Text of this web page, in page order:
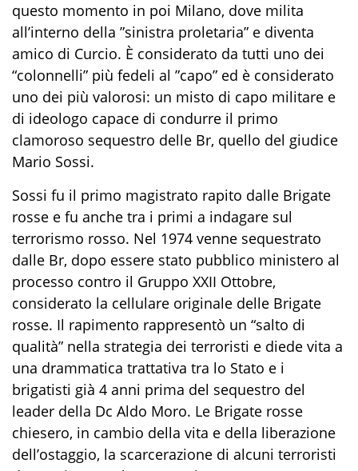
questo momento in poi Milano, dove milita
all’interno della ”sinistra proletaria” e diventa
amico di Curcio. È considerato da tutti uno dei
“colonnelli” più fedeli al ”capo” ed è considerato
uno dei più valorosi: un misto di capo militare e
di ideologo capace di condurre il primo
clamoroso sequestro delle Br, quello del giudice
Mario Sossi.
Sossi fu il primo magistrato rapito dalle Brigate
rosse e fu anche tra i primi a indagare sul
terrorismo rosso. Nel 1974 venne sequestrato
dalle Br, dopo essere stato pubblico ministero al
processo contro il Gruppo XXII Ottobre,
considerato la cellulare originale delle Brigate
rosse. Il rapimento rappresentò un “salto di
qualità” nella strategia dei terroristi e diede vita a
una drammatica trattativa tra lo Stato e i
brigatisti già 4 anni prima del sequestro del
leader della Dc Aldo Moro. Le Brigate rosse
chiesero, in cambio della vita e della liberazione
dell’ostaggio, la scarcerazione di alcuni terroristi